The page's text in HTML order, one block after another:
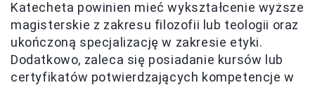
Katecheta powinien mieć wykształcenie wyższe
magisterskie z zakresu filozofii lub teologii oraz
ukończoną specjalizację w zakresie etyki.
Dodatkowo, zaleca się posiadanie kursów lub
certyfikatów potwierdzających kompetencje w